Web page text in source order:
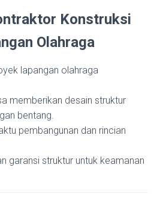
Konstruksi
Olahraga
lapangan olahraga
memberikan desain struktur
bentang.
pembangunan dan rincian
garansi struktur untuk keamanan